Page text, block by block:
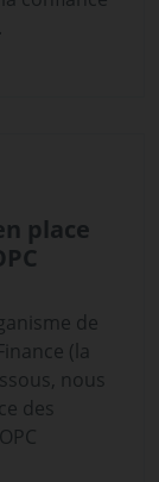
place
de
(la
nous
des